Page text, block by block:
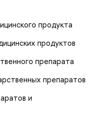
продукта
продуктов
препарата
препаратов
и